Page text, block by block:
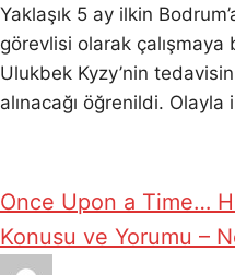
Yaklaşık 5 ay ilkin
görevlisi olarak çalışmaya
Ulukbek Kyzy’nin
alınacağı öğrenildi.
Once Upon a Time…
Konusu ve Yorumu –